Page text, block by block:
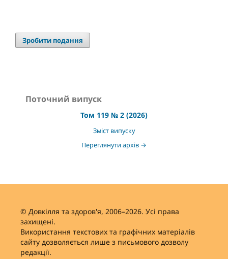
Зробити подання
Поточний випуск
Том 119 № 2 (2026)
Зміст випуску
Переглянути архів →
© Довкілля та здоров'я, 2006–2026. Усі права
захищені.
Використання текстових та графічних матеріалів
сайту дозволяється лише з письмового дозволу
редакції.